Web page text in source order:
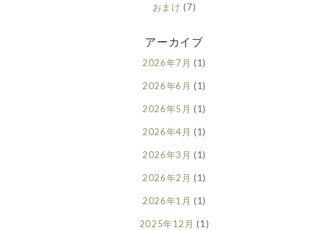
おまけ (7)
アーカイブ
2026年7月 (1)
2026年6月 (1)
2026年5月 (1)
2026年4月 (1)
2026年3月 (1)
2026年2月 (1)
2026年1月 (1)
2025年12月 (1)